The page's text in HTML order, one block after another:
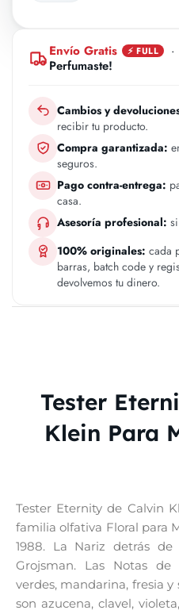
Envío Gratis ⚡ FULL
Perfumaste!
Cambios y
recibir tu producto.
Compra garantizada:
seguros.
Pago contra-entrega:
casa.
Asesoría profesional:
100% originales: cada
barras, batch code y
devolvemos tu dinero.
Tester
Klein Para
Tester Eternity de Calvin
familia olfativa Floral para
1988. La Nariz detrás de
Grojsman. Las Notas
verdes, mandarina, fresia y
son azucena, clavel,